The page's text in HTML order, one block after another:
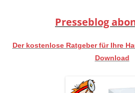
Presseblog
Der kostenlose Ratgeber für Ihre
Download